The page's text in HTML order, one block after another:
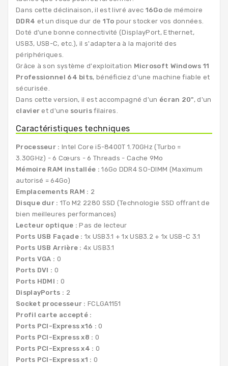
Dans cette déclinaison, il est livré avec 16Gode mémoire
DDR4 et un disque dur de 1To pour stocker vos données.
Doté d’une bonne connectivité (DisplayPort, Ethernet,
USB3, USB-C, etc.), il s'adaptera à la majorité des
périphériques.
Grâce à son système d'exploitation Microsoft Windows 11
Professionnel 64 bits, bénéficiez d'une machine fiable et
sécurisée.
Dans cette version, il est accompagné d'un écran 20", d'un
clavier et d'une sourisfilaires.
Caractéristiques techniques
Processeur : Intel Core i5-8400T 1.70GHz (Turbo =
3.30GHz) - 6 Cœurs - 6 Threads - Cache 9Mo
Mémoire RAM installée :16Go DDR4 SO-DIMM (Maximum
autorisé = 64Go)
Emplacements RAM : 2
Disque dur : 1To M2 2280 SSD (Technologie SSD offrant de
bien meilleures performances)
Lecteur optique : Pas de lecteur
Ports USB Façade : 1x USB3.1 + 1x USB3.2 + 1x USB-C 3.1
Ports USB Arrière : 4x USB3.1
Ports VGA : 0
Ports DVI : 0
Ports HDMI : 0
DisplayPorts : 2
Socket processeur : FCLGA1151
Profil carte accepté :
Ports PCI-Express x16 : 0
Ports PCI-Express x8 : 0
Ports PCI-Express x4 : 0
Ports PCI-Express x1 : 0